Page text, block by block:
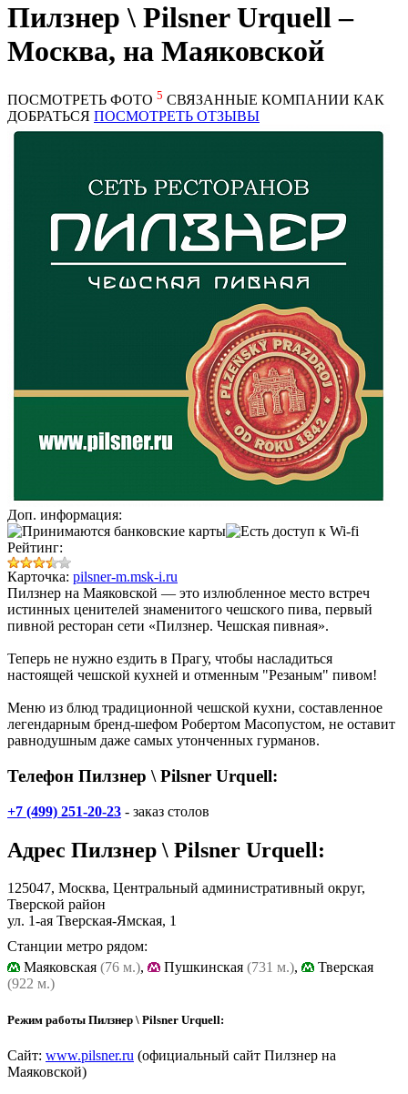
Пилзнер \ Pilsner Urquell –
Москва, на Маяковской
ПОСМОТРЕТЬ ФОТО 5 СВЯЗАННЫЕ КОМПАНИИ КАК
ДОБРАТЬСЯ ПОСМОТРЕТЬ ОТЗЫВЫ
Доп. информация:
Рейтинг:
Карточка: pilsner-m.msk-i.ru
Пилзнер на Маяковской — это излюбленное место встреч
истинных ценителей знаменитого чешского пива, первый
пивной ресторан сети «Пилзнер. Чешская пивная».
Теперь не нужно ездить в Прагу, чтобы насладиться
настоящей чешской кухней и отменным "Резаным" пивом!
Меню из блюд традиционной чешской кухни, составленное
легендарным бренд-шефом Робертом Масопустом, не оставит
равнодушным даже самых утонченных гурманов.
Телефон Пилзнер \ Pilsner Urquell:
+7 (499) 251-20-23 - заказ столов
Адрес Пилзнер \ Pilsner Urquell:
125047, Москва, Центральный административный округ,
Тверской район
ул. 1-ая Тверская-Ямская, 1
Станции метро рядом:
Маяковская (76 м.), Пушкинская (731 м.),
Тверская
(922 м.)
Режим работы Пилзнер \ Pilsner Urquell:
Сайт: www.pilsner.ru (официальный сайт Пилзнер на
Маяковской)